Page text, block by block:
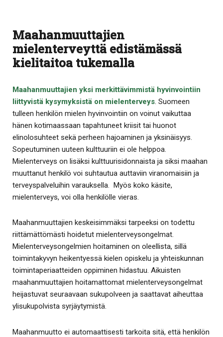
Maahanmuuttajien
mielenterveyttä edistämässä
kielitaitoa tukemalla
Maahanmuuttajien yksi merkittävimmistä hyvinvointiin
liittyvistä kysymyksistä on mielenterveys . Suomeen
tulleen henkilön mielen hyvinvointiin on voinut vaikuttaa
hänen kotimaassaan tapahtuneet kriisit tai huonot
elinolosuhteet sekä perheen hajoaminen ja yksinäisyys.
Sopeutuminen uuteen kulttuuriin ei ole helppoa.
Mielenterveys on lisäksi kulttuurisidonnaista ja siksi maahan
muuttanut henkilö voi suhtautua auttaviin viranomaisiin ja
terveyspalveluihin varauksella. Myös koko käsite,
mielenterveys, voi olla henkilölle vieras.
Maahanmuuttajien keskeisimmäksi tarpeeksi on todettu
riittämättömästi hoidetut mielenterveysongelmat.
Mielenterveysongelmien hoitaminen on oleellista, sillä
toimintakyvyn heikentyessä kielen opiskelu ja yhteiskunnan
toimintaperiaatteiden oppiminen hidastuu. Aikuisten
maahanmuuttajien hoitamattomat mielenterveysongelmat
heijastuvat seuraavaan sukupolveen ja saattavat aiheuttaa
ylisukupolvista syrjäytymistä.
Maahanmuutto ei automaattisesti tarkoita sitä, että henkilön